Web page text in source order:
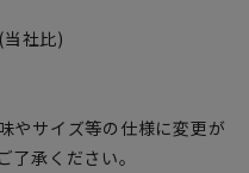
社比)
やサイズ等の仕様に変更が
承ください。